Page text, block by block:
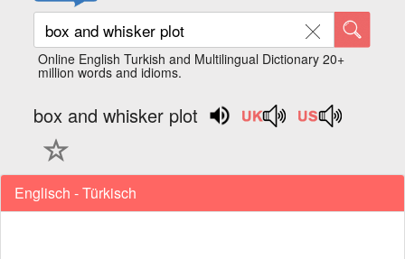
Online English Turkish and Multilingual Dictionary 20+
million words and idioms.
box and whisker plot
Englisch - Türkisch